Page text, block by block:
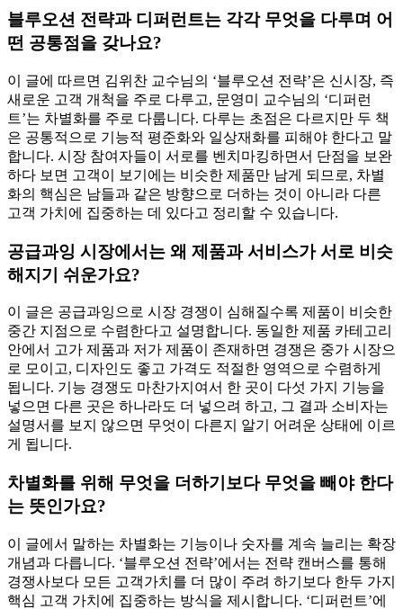
블루오션 전략과 디퍼런트는 각각 무엇을 다루며 어
떤 공통점을 갖나요?
이 글에 따르면 김위찬 교수님의 ‘블루오션 전략’은 신시장, 즉
새로운 고객 개척을 주로 다루고, 문영미 교수님의 ‘디퍼런
트’는 차별화를 주로 다룹니다. 다루는 초점은 다르지만 두 책
은 공통적으로 기능적 평준화와 일상재화를 피해야 한다고 말
합니다. 시장 참여자들이 서로를 벤치마킹하면서 단점을 보완
하다 보면 고객이 보기에는 비슷한 제품만 남게 되므로, 차별
화의 핵심은 남들과 같은 방향으로 더하는 것이 아니라 다른
고객 가치에 집중하는 데 있다고 정리할 수 있습니다.
공급과잉 시장에서는 왜 제품과 서비스가 서로 비슷
해지기 쉬운가요?
이 글은 공급과잉으로 시장 경쟁이 심해질수록 제품이 비슷한
중간 지점으로 수렴한다고 설명합니다. 동일한 제품 카테고리
안에서 고가 제품과 저가 제품이 존재하면 경쟁은 중가 시장으
로 모이고, 디자인도 좋고 가격도 적절한 영역으로 수렴하게
됩니다. 기능 경쟁도 마찬가지여서 한 곳이 다섯 가지 기능을
넣으면 다른 곳은 하나라도 더 넣으려 하고, 그 결과 소비자는
설명서를 보지 않으면 무엇이 다른지 알기 어려운 상태에 이르
게 됩니다.
차별화를 위해 무엇을 더하기보다 무엇을 빼야 한다
는 뜻인가요?
이 글에서 말하는 차별화는 기능이나 숫자를 계속 늘리는 확장
개념과 다릅니다. ‘블루오션 전략’에서는 전략 캔버스를 통해
경쟁사보다 모든 고객가치를 더 많이 주려 하기보다 한두 가지
핵심 고객 가치에 집중하는 방식을 제시합니다. ‘디퍼런트’에